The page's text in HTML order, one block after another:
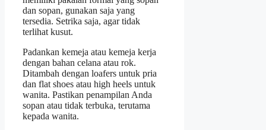
dan sopan, gunakan saja yang
tersedia. Setrika saja, agar tidak
terlihat kusut.
Padankan kemeja atau kemeja kerja
dengan bahan celana atau rok.
Ditambah dengan loafers untuk pria
dan flat shoes atau high heels untuk
wanita. Pastikan penampilan Anda
sopan atau tidak terbuka, terutama
kepada wanita.